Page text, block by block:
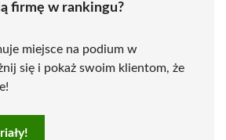
firmę w rankingu?
miejsce na podium w
się i pokaż swoim klientom, że